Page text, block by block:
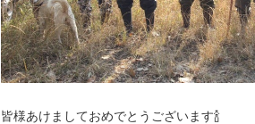
皆様あけましておめでとうございます🍾